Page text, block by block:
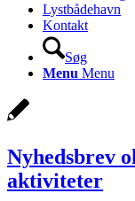
Lystbådehavn
Kontakt
Søg
Menu Menu
Nyhedsbrev
aktiviteter